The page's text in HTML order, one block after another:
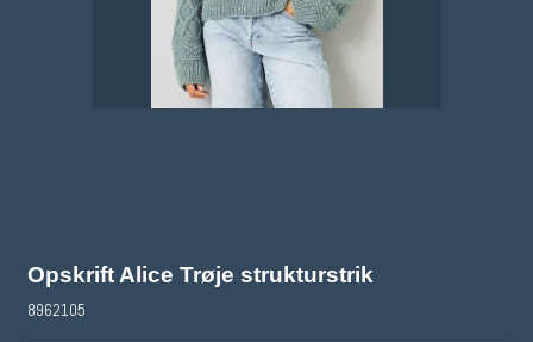
Opskrift Alice Trøje strukturstrik
8962105